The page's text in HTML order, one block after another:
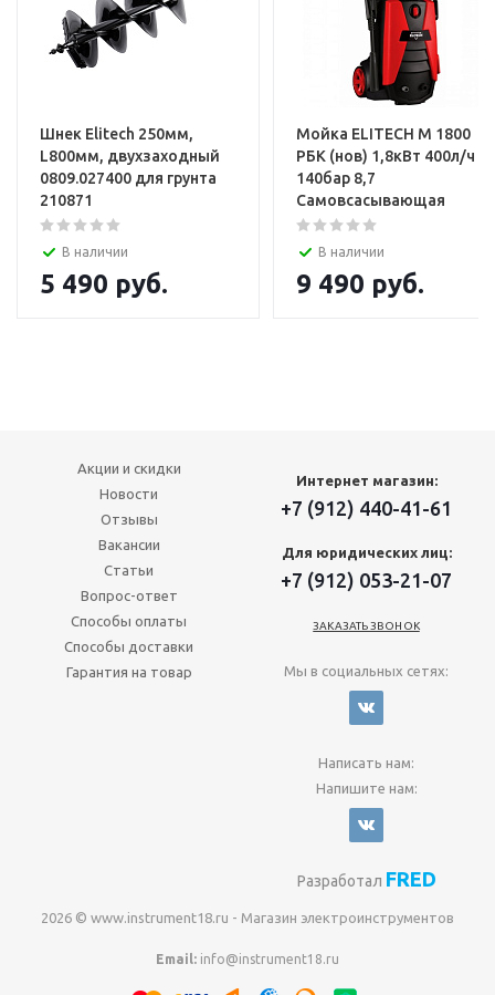
Шнек Elitech 250мм,
L800мм, двухзаходный
0809.027400 для грунта
210871
В наличии
5 490 руб.
Мойка ELITECH М 1800
РБК (нов) 1,8кВт 400л/ч
140бар 8,7
Самовсасывающая
В наличии
9 490 руб.
Акции и скидки
Новости
Отзывы
Вакансии
Статьи
Вопрос-ответ
Способы оплаты
Способы доставки
Гарантия на товар
Интернет магазин:
+7 (912) 440-41-61
Для юридических лиц:
+7 (912) 053-21-07
ЗАКАЗАТЬ ЗВОНОК
Мы в социальных сетях:
Написать нам:
Напишите нам:
Разработал FRED
2026 © www.instrument18.ru - Магазин электроинструментов
Email: info@instrument18.ru